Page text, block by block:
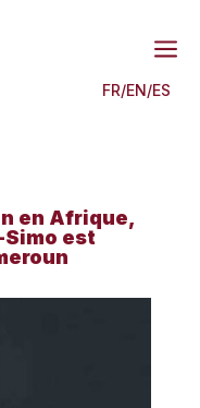
a
FR/EN/ES
en Afrique,
est